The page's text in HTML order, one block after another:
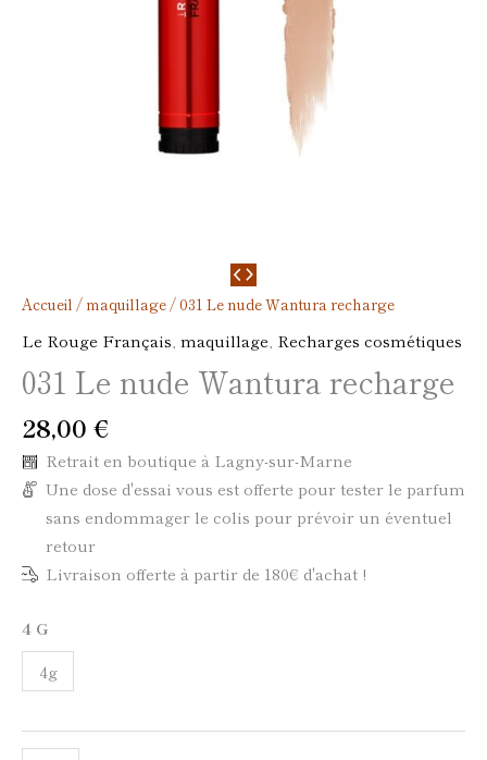
Accueil /maquillage/ 031 Le nude Wantura recharge
Le Rouge Français maquillage Recharges cosmétiques
031 Le nude Wantura recharge
28,00 €
Retrait en boutique à Lagny-sur-Marne
Une dose d'essai vous est offerte pour tester le parfum
sans endommager le colis pour prévoir un éventuel
retour
Livraison offerte à partir de 180€ d'achat !
4 G
4g